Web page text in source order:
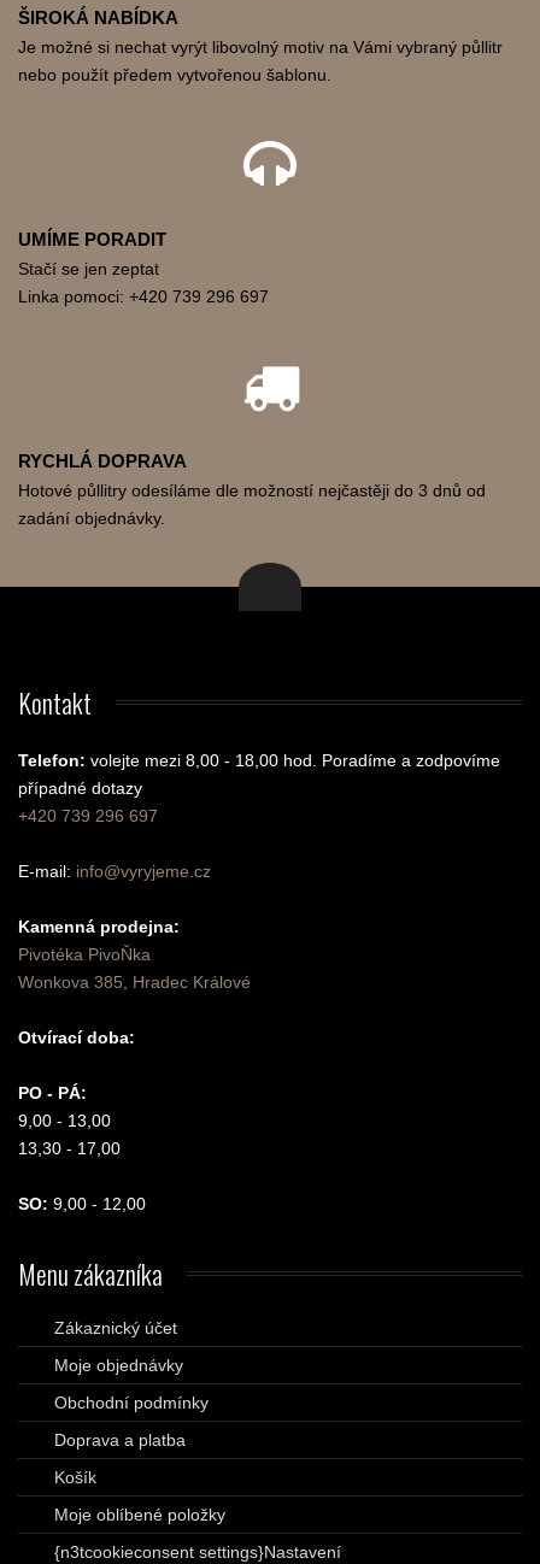
ŠIROKÁ NABÍDKA
Je možné si nechat vyrýt libovolný motiv na Vámi vybraný půllitr
nebo použít předem vytvořenou šablonu.
UMÍME PORADIT
Stačí se jen zeptat
Linka pomoci: +420 739 296 697
RYCHLÁ DOPRAVA
Hotové půllitry odesíláme dle možností nejčastěji do 3 dnů od
zadání objednávky.
Kontakt
Telefon: volejte mezi 8,00 - 18,00 hod. Poradíme a zodpovíme
případné dotazy
+420 739 296 697
E-mail: info@vyryjeme.cz
Kamenná prodejna:
Pivotéka PivoŇka
Wonkova 385, Hradec Králové
Otvírací doba:
PO - PÁ:
9,00 - 13,00
13,30 - 17,00
SO: 9,00 - 12,00
Menuzákazníka
Zákaznický účet
Moje objednávky
Obchodní podmínky
Doprava a platba
Košík
Moje oblíbené položky
{n3tcookieconsent settings}Nastavení